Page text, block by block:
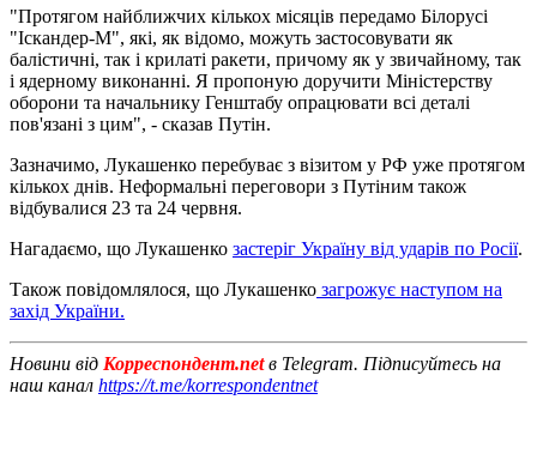
"Протягом найближчих кількох місяців передамо Білорусі
"Іскандер-М", які, як відомо, можуть застосовувати як
балістичні, так і крилаті ракети, причому як у звичайному, так
і ядерному виконанні. Я пропоную доручити Міністерству
оборони та начальнику Генштабу опрацювати всі деталі
пов'язані з цим", - сказав Путін.
Зазначимо, Лукашенко перебуває з візитом у РФ уже протягом
кількох днів. Неформальні переговори з Путіним також
відбувалися 23 та 24 червня.
Нагадаємо, що Лукашенко застеріг Україну від ударів по Росії.
Також повідомлялося, що Лукашенко загрожує наступом на
захід України.
Новини від Корреспондент.netв Telegram. Підписуйтесь на
наш канал https://t.me/korrespondentnet